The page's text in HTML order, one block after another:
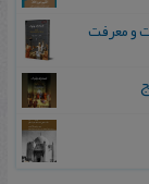
و معرفت